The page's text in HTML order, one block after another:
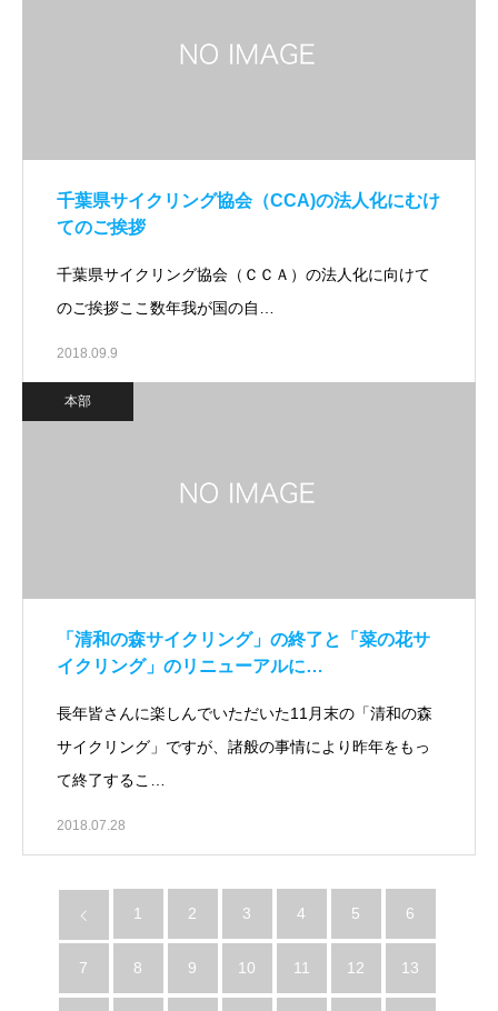
千葉県サイクリング協会（CCA)の法人化にむけ
てのご挨拶
千葉県サイクリング協会（ＣＣＡ）の法人化に向けて
のご挨拶ここ数年我が国の自…
2018.09.9
本部
「清和の森サイクリング」の終了と「菜の花サ
イクリング」のリニューアルに…
長年皆さんに楽しんでいただいた11月末の「清和の森
サイクリング」ですが、諸般の事情により昨年をもっ
て終了するこ…
2018.07.28
1 2 3 4 5 6
7 8 9 10 11 12 13